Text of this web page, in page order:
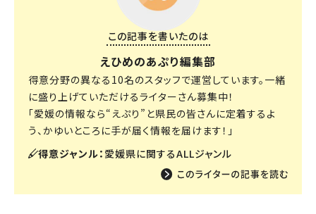
この記事を書いたのは
えひめのあぷり編集部
得意分野の異なる10名のスタッフで運営しています。一緒
に盛り上げていただけるライターさん募集中！
「愛媛の情報なら“えぷり”と県民の皆さんに定着するよ
う、かゆいところに手が届く情報を届けます！」
得意ジャンル： 愛媛県に関するALLジャンル